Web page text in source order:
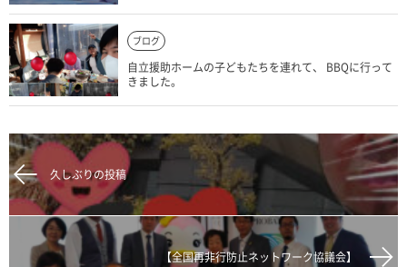
ブログ
自立援助ホームの子どもたちを連れて、 BBQに行って
きました。
久しぶりの投稿
【全国再非行防止ネットワーク協議会】